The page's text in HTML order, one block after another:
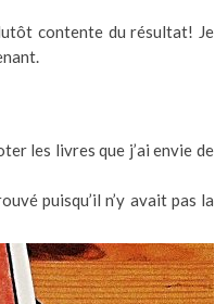
contente du résultat! Je
les livres que j’ai envie de
puisqu’il n’y avait pas la